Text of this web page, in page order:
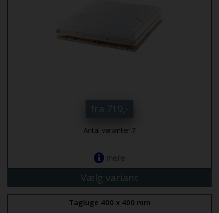
fra 719,-
Antal varianter 7
mere
Vælg variant
Tagluge 400 x 400 mm